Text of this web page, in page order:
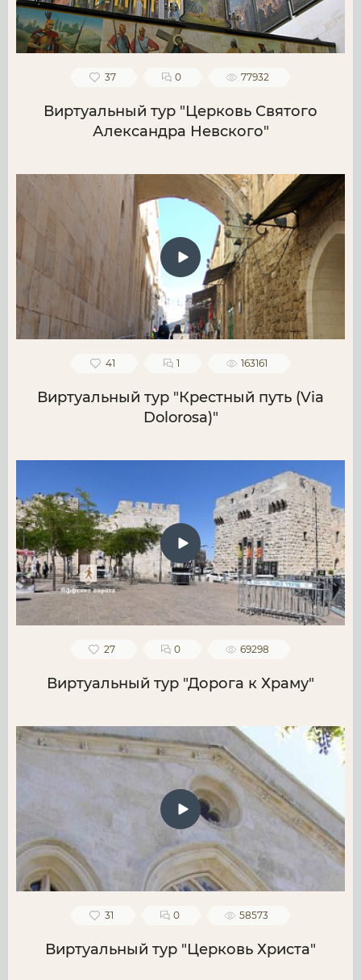
37 0 77932
Виртуальный тур "Церковь Святого
Александра Невского"
41 1 163161
Виртуальный тур "Крестный путь (Via
Dolorosa)"
27 0 69298
Виртуальный тур "Дорога к Храму"
31 0 58573
Виртуальный тур "Церковь Христа"